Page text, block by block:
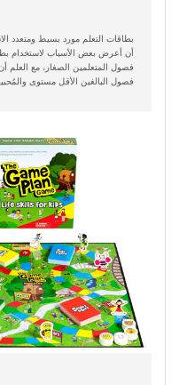
بطاقات التعلم مورد بسيط ومتعدد
أن أعرض بعض الأسباب لاستخدام
فصول المتعلمين الصغار، مع العلم
فصول البالغين الأقل مستوى